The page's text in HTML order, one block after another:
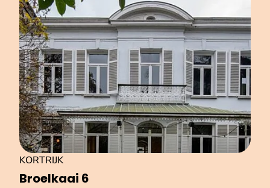
Broelkaai 6
KORTRIJK